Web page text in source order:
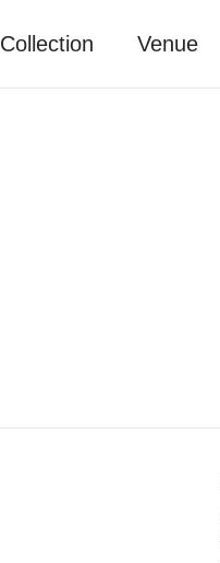
Collection Venue